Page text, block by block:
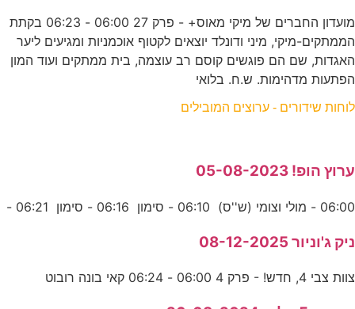
מועדון החברים של מיקי מאוס+ - פרק 27 06:00 - 06:23 בקתת
הממתקים-מיקי, מיני ודונלד יוצאים לקטוף אוכמניות ומגיעים ליער
האגדות, שם הם פוגשים קוסם רב עוצמה, בית ממתקים ועוד המון
הפתעות מדהימות. ש.ח. בלואי
לוחות שידורים - ערוצים המובילים
ערוץ הופ! 05-08-2023
06:00 - מולי וצומי (ש''ס) 06:10 - סימון 06:16 - סימון 06:21 -
ניק ג'וניור 08-12-2025
צוות צבי 4, חדש! - פרק 4 06:00 - 06:24 קאי בונה רובוט